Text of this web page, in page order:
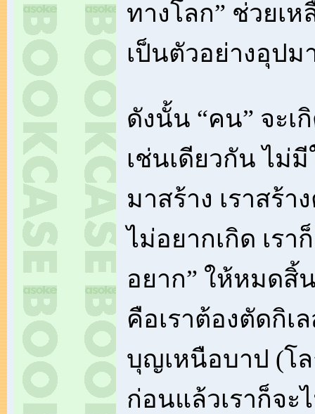
ทางโลก” ช่วยเ
เป็นตัวอย่างอุปม
ดังนั้น “คน” จะ
เช่นเดียวกัน ไม่
มาสร้าง เราสร้า
ไม่อยากเกิด เร
อยาก” ให้หมดสิ้
คือเราต้องตัดกิเ
บุญเหนือบาป (โล
ก่อนแล้วเราก็จะ